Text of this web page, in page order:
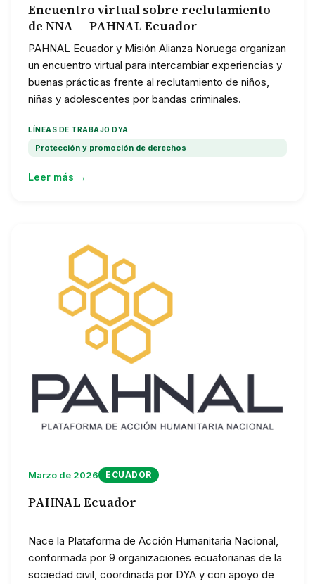
Encuentro virtual sobre reclutamiento
de NNA — PAHNAL Ecuador
PAHNAL Ecuador y Misión Alianza Noruega organizan
un encuentro virtual para intercambiar experiencias y
buenas prácticas frente al reclutamiento de niños,
niñas y adolescentes por bandas criminales.
LÍNEAS DE TRABAJO DYA
Protección y promoción de derechos
Leer más →
Marzo de 2026 ECUADOR
PAHNAL Ecuador
Nace la Plataforma de Acción Humanitaria Nacional,
conformada por 9 organizaciones ecuatorianas de la
sociedad civil, coordinada por DYA y con apoyo de